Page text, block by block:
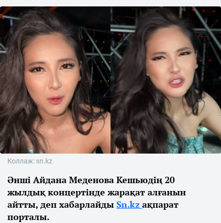
Коллаж: sn.kz
Әнші Айдана Меденова Кешьюдің 20
жылдық концертінде жарақат алғанын
айтты, деп хабарлайды Sn.kz ақпарат
порталы.